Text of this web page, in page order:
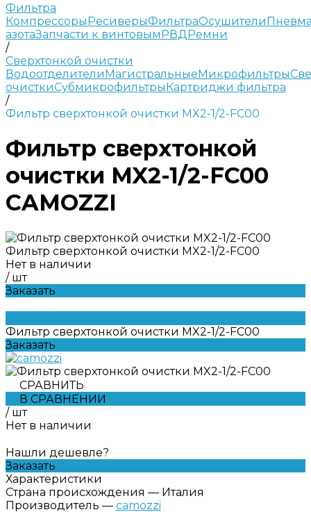
Фильтра
КомпрессорыРесиверыФильтраОсушители
азотаЗапчасти к винтовымРВДРемни
/
Сверхтонкой очистки
ВодоотделителиМагистральныеМикрофильтры
очисткиСубмикрофильтрыКартриджи фильтра
/
Фильтр сверхтонкой очистки MX2-1/2-FC00
Фильтр сверхтонкой
очистки MX2-1/2-FC00
CAMOZZI
Фильтр сверхтонкой очистки MX2-1/2-FC00
Нет в наличии
/ шт
Заказать
Фильтр сверхтонкой очистки MX2-1/2-FC00
Заказать
СРАВНИТЬ
В СРАВНЕНИИ
/ шт
Нет в наличии
Нашли дешевле?
Заказать
Характеристики
Страна происхождения — Италия
Производитель — camozzi